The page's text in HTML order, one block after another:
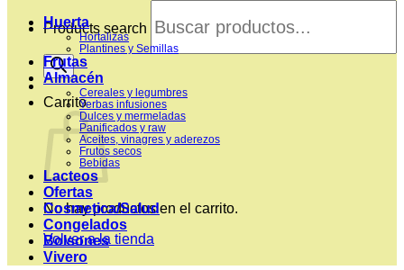
Products search
Carrito
No hay productos en el carrito.
Volver a la tienda
Huerta
Hortalizas
Plantines y Semillas
Frutas
Almacén
Cereales y legumbres
Yerbas infusiones
Dulces y mermeladas
Panificados y raw
Aceites, vinagres y aderezos
Frutos secos
Bebidas
Lacteos
Ofertas
Cosmetica/Salud
Congelados
Bolsones
Vivero